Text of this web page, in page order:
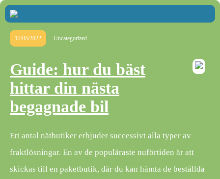
12/05/2022 Uncategorized
Guide: hur du bäst
hittar din nästa
begagnade bil
Ett antal nätbutiker erbjuder successivt alla typer av
fraktlösningar. En av de populäraste nuförtiden är att
skickas till en paketbutik, där du kan hämta de beställda